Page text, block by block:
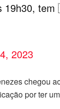
19h30,
2023
chegou
por ter